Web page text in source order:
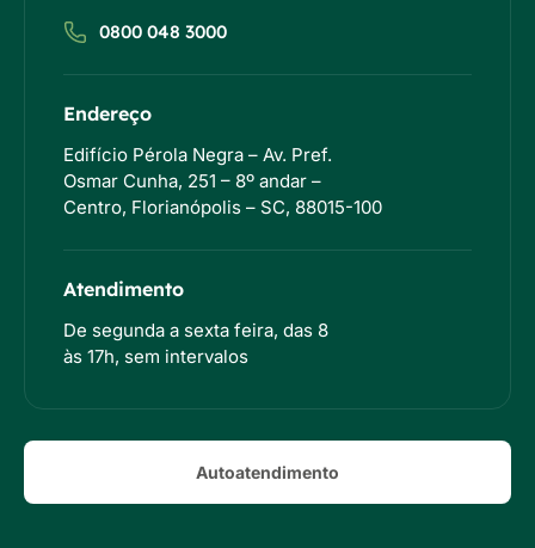
0800 048 3000
Endereço
Edifício Pérola Negra – Av. Pref.
Osmar Cunha, 251 – 8º andar –
Centro, Florianópolis – SC, 88015-100
Atendimento
De segunda a sexta feira, das 8
às 17h, sem intervalos
Autoatendimento